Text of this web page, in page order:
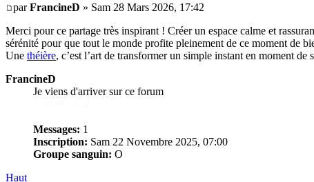
parFrancineD » Sam 28 Mars 2026, 17:42
Merci pour ce partage très inspirant ! Créer un espace calme et
sérénité pour que tout le monde profite pleinement de ce moment de
Une théière, c’est l’art de transformer un simple instant en moment de
FrancineD
Je viens d'arriver sur ce forum
Messages: 1
Inscription: Sam 22 Novembre 2025, 07:00
Groupe sanguin: O
Haut